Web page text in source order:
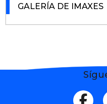
GALERÍA DE IMAXES